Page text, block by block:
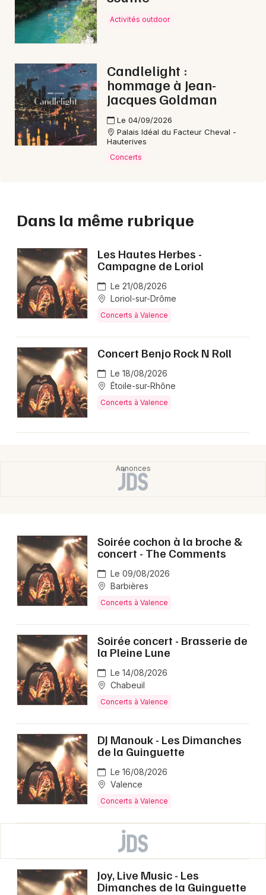
Activités outdoor
Candlelight :
hommage à Jean-
Jacques Goldman
Le 04/09/2026
Palais Idéal du Facteur Cheval -
Hauterives
Concerts
Dans la même rubrique
Les Hautes Herbes -
Campagne de Loriol
Le 21/08/2026
Loriol-sur-Drôme
Concerts à Valence
Concert Benjo Rock N Roll
Le 18/08/2026
Étoile-sur-Rhône
Concerts à Valence
Soirée cochon à la broche &
concert - The Comments
Le 09/08/2026
Barbières
Concerts à Valence
Soirée concert - Brasserie de
la Pleine Lune
Le 14/08/2026
Chabeuil
Concerts à Valence
DJ Manouk - Les Dimanches
de la Guinguette
Le 16/08/2026
Valence
Concerts à Valence
Joy, Live Music - Les
Dimanches de la Guinguette